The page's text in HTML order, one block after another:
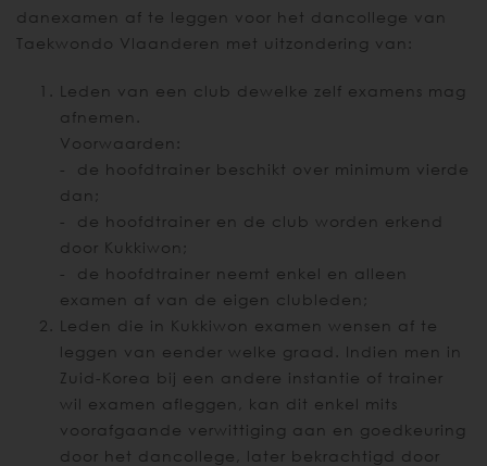
danexamen af te leggen voor het dancollege van
Taekwondo Vlaanderen met uitzondering van:
Leden van een club dewelke zelf examens mag
afnemen.
Voorwaarden:
- de hoofdtrainer beschikt over minimum vierde
dan;
- de hoofdtrainer en de club worden erkend
door Kukkiwon;
- de hoofdtrainer neemt enkel en alleen
examen af van de eigen clubleden;
Leden die in Kukkiwon examen wensen af te
leggen van eender welke graad. Indien men in
Zuid-Korea bij een andere instantie of trainer
wil examen afleggen, kan dit enkel mits
voorafgaande verwittiging aan en goedkeuring
door het dancollege, later bekrachtigd door